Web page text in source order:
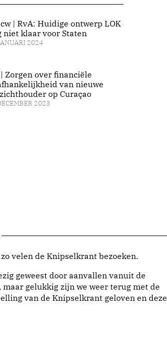
| RvA: Huidige ontwerp LOK
niet klaar voor Staten
2024
| Zorgen over financiële
van nieuwe
op Curaçao
2023
velen de Knipselkrant bezoeken.
geweest door aanvallen vanuit de
gelukkig zijn we weer terug met de
van de Knipselkrant geloven en deze